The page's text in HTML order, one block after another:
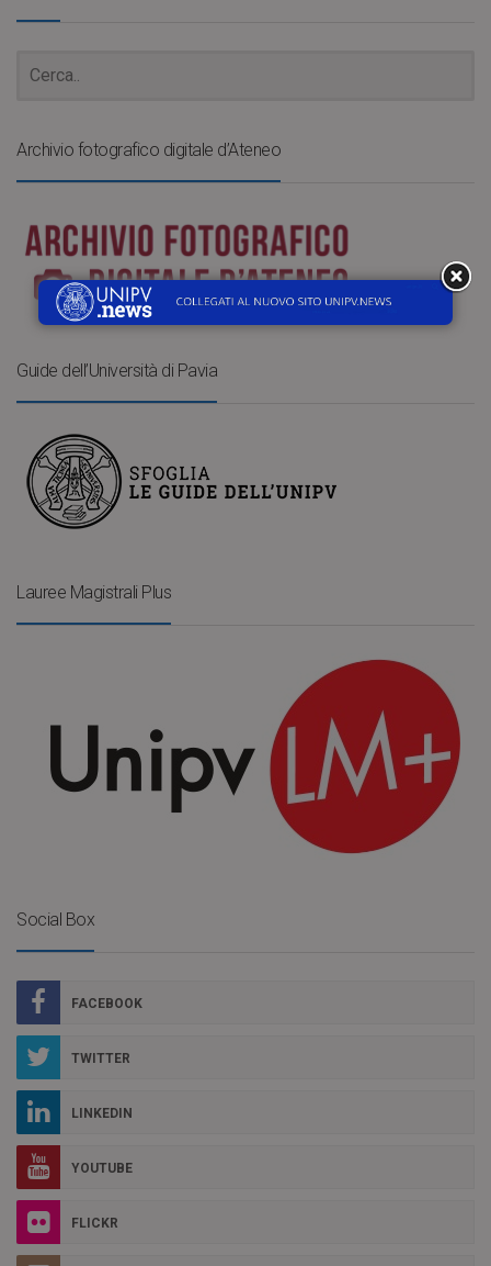
Archivio fotografico digitale d’Ateneo
Guide dell’Università di Pavia
Lauree Magistrali Plus
Social Box
FACEBOOK
TWITTER
LINKEDIN
YOUTUBE
FLICKR